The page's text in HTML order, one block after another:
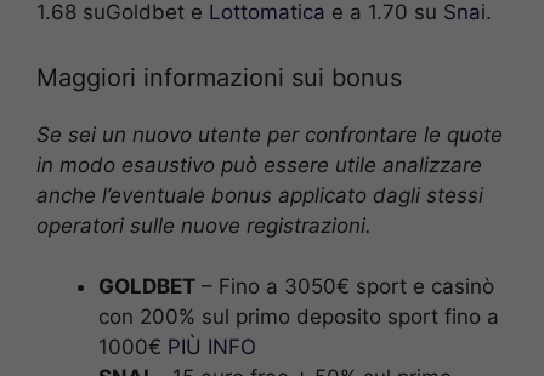
1.68 suGoldbet e Lottomatica e a 1.70 su Snai.
Maggiori informazioni sui bonus
Se sei un nuovo utente per confrontare le quote
in modo esaustivo può essere utile analizzare
anche l’eventuale bonus applicato dagli stessi
operatori sulle nuove registrazioni.
GOLDBET – Fino a 3050€ sport e casinò
con 200% sul primo deposito sport fino a
1000€ PIÙ INFO